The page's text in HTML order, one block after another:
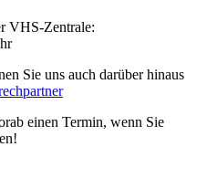
VHS-Zentrale:
Sie uns auch darüber hinaus
einen Termin, wenn Sie